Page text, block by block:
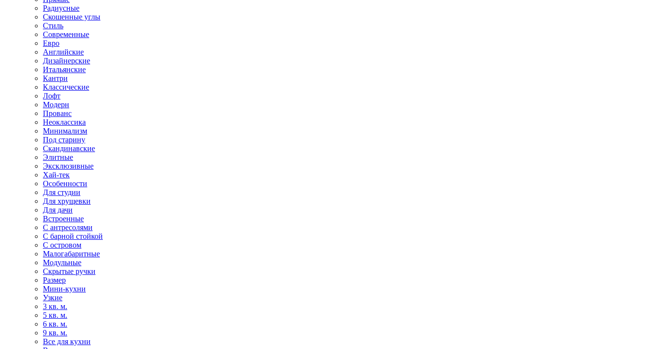
Радиусные
Скошенные углы
Стиль
Современные
Евро
Английские
Дизайнерские
Итальянские
Кантри
Классические
Лофт
Модерн
Прованс
Неоклассика
Минимализм
Под старину
Скандинавские
Элитные
Эксклюзивные
Хай-тек
Особенности
Для студии
Для хрущевки
Для дачи
Встроенные
С антресолями
С барной стойкой
С островом
Малогабаритные
Модульные
Скрытые ручки
Размер
Мини-кухни
Узкие
3 кв. м.
5 кв. м.
6 кв. м.
9 кв. м.
Все для кухни